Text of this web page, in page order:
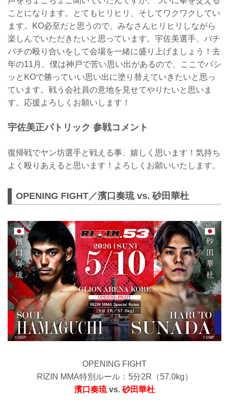
ことになります。とてもヒリヒリ、そしてワクワクしてい
ます。KO必至だと思うので、みなさんヒリヒリしながら
楽しんでいただきたいと思っています。宇佐美選手、バチ
バチの殴り合いをして会場を一緒に盛り上げましょう！去
年の11月、僕は神戸で苦い思い出があるので、ここでバシ
ッとKOで勝っていい思い出に塗り替えていきたいと思っ
ています。戦う会社員の意地を見せてやりたいと思いま
す。応援よろしくお願いします！
宇佐美正パトリック 参戦コメント
復帰戦でヤン坊選手と戦える事、嬉しく思います！気持ち
よく殴りあえると思います！よろしくお願いいたします。
OPENING FIGHT／濱口奏琉 vs. 砂田華杜
OPENING FIGHT
RIZIN MMA特別ルール：5分2R（57.0kg）
濱口奏琉vs. 砂田華杜